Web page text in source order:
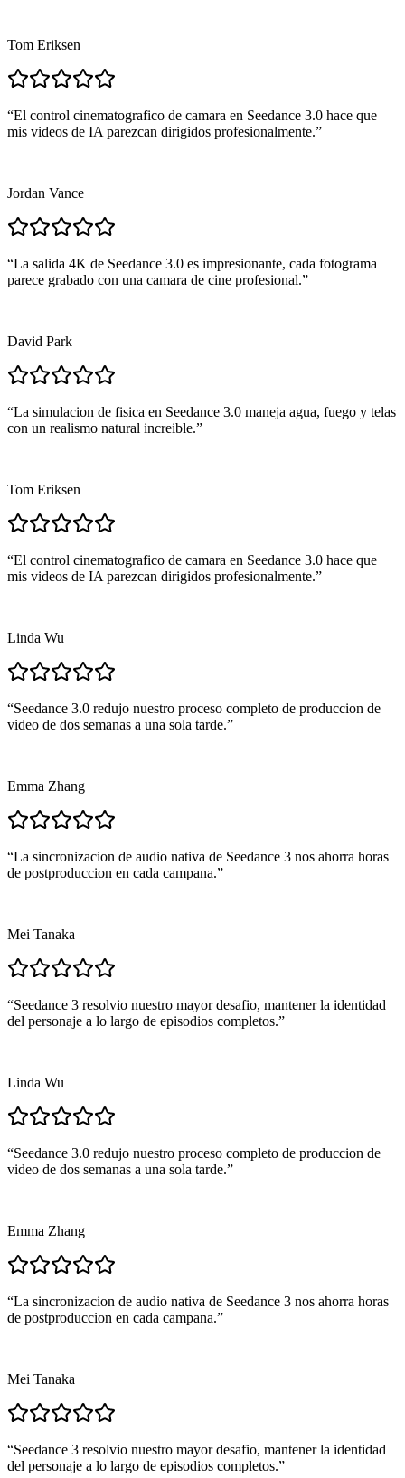
Tom Eriksen
“El control cinematografico de camara en Seedance 3.0 hace que
mis videos de IA parezcan dirigidos profesionalmente.”
Jordan Vance
“La salida 4K de Seedance 3.0 es impresionante, cada fotograma
parece grabado con una camara de cine profesional.”
David Park
“La simulacion de fisica en Seedance 3.0 maneja agua, fuego y telas
con un realismo natural increible.”
Tom Eriksen
“El control cinematografico de camara en Seedance 3.0 hace que
mis videos de IA parezcan dirigidos profesionalmente.”
Linda Wu
“Seedance 3.0 redujo nuestro proceso completo de produccion de
video de dos semanas a una sola tarde.”
Emma Zhang
“La sincronizacion de audio nativa de Seedance 3 nos ahorra horas
de postproduccion en cada campana.”
Mei Tanaka
“Seedance 3 resolvio nuestro mayor desafio, mantener la identidad
del personaje a lo largo de episodios completos.”
Linda Wu
“Seedance 3.0 redujo nuestro proceso completo de produccion de
video de dos semanas a una sola tarde.”
Emma Zhang
“La sincronizacion de audio nativa de Seedance 3 nos ahorra horas
de postproduccion en cada campana.”
Mei Tanaka
“Seedance 3 resolvio nuestro mayor desafio, mantener la identidad
del personaje a lo largo de episodios completos.”